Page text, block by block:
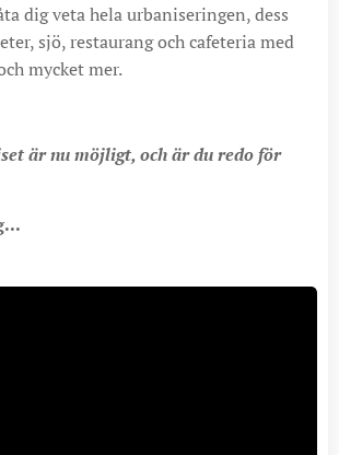
dig veta hela urbaniseringen, dess
sjö, restaurang och cafeteria med
mycket mer.
är nu möjligt, och är du redo för